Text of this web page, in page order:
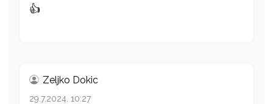
👍
Zeljko Dokic
29.7.2024. 10:27